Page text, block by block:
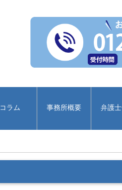
コラム 事務所概要 弁護